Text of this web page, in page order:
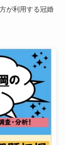
が利用する冠婚